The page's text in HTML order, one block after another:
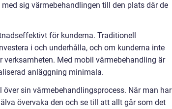
sig värmebehandlingen till den plats där de
för kunderna. Traditionell
i och underhålla, och om kunderna inte
Med mobil värmebehandling är
anläggning minimala.
sin värmebehandlingsprocess. När man har
övervaka den och se till att allt går som det